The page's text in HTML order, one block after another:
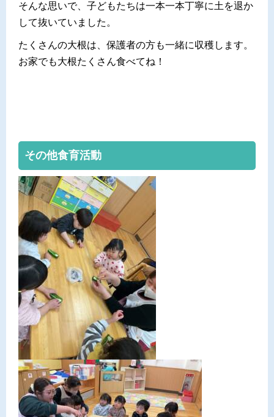
そんな思いで、子どもたちは一本一本丁寧に土を退か
して抜いていました。
たくさんの大根は、保護者の方も一緒に収穫します。
お家でも大根たくさん食べてね！
その他食育活動